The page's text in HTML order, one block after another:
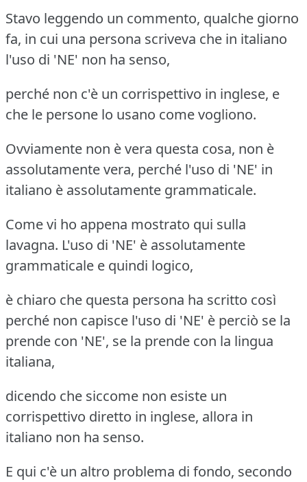
Stavo leggendo un commento, qualche giorno
fa, in cui una persona scriveva che in italiano
l'uso di 'NE' non ha senso,
perché non c'è un corrispettivo in inglese, e
che le persone lo usano come vogliono.
Ovviamente non è vera questa cosa, non è
assolutamente vera, perché l'uso di 'NE' in
italiano è assolutamente grammaticale.
Come vi ho appena mostrato qui sulla
lavagna. L'uso di 'NE' è assolutamente
grammaticale e quindi logico,
è chiaro che questa persona ha scritto così
perché non capisce l'uso di 'NE' è perciò se la
prende con 'NE', se la prende con la lingua
italiana,
dicendo che siccome non esiste un
corrispettivo diretto in inglese, allora in
italiano non ha senso.
E qui c'è un altro problema di fondo, secondo